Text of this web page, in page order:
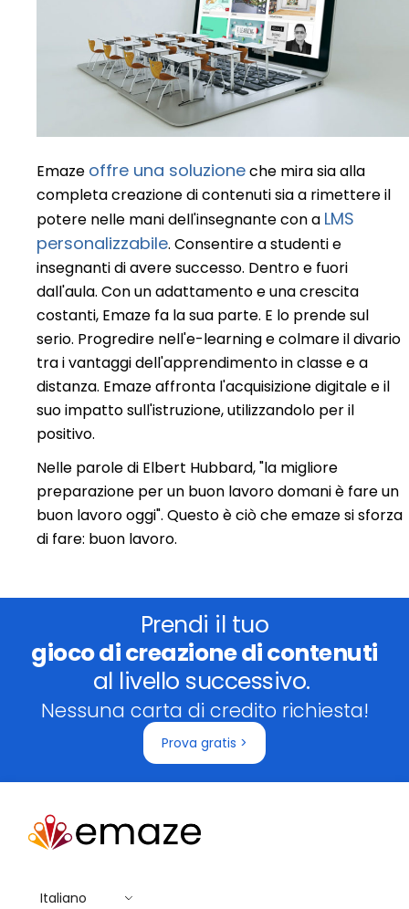
Emaze offre una soluzioneche mira sia alla
completa creazione di contenuti sia a rimettere il
potere nelle mani dell'insegnante con a LMS
personalizzabile. Consentire a studenti e
insegnanti di avere successo. Dentro e fuori
dall'aula. Con un adattamento e una crescita
costanti, Emaze fa la sua parte. E lo prende sul
serio. Progredire nell'e-learning e colmare il divario
tra i vantaggi dell'apprendimento in classe e a
distanza. Emaze affronta l'acquisizione digitale e il
suo impatto sull'istruzione, utilizzandolo per il
positivo.
Nelle parole di Elbert Hubbard, "la migliore
preparazione per un buon lavoro domani è fare un
buon lavoro oggi". Questo è ciò che emaze si sforza
di fare: buon lavoro.
Prendi il tuo
gioco di creazione di contenuti
al livello successivo.
Nessuna carta di credito richiesta!
Prova gratis >
Italiano